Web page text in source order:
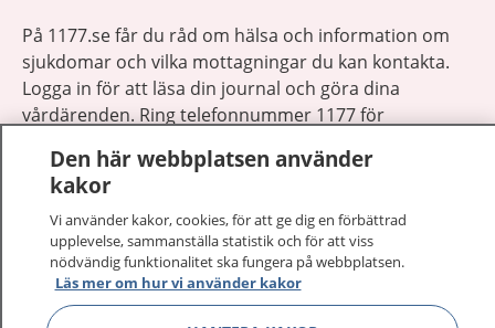
På 1177.se får du råd om hälsa och information om
sjukdomar och vilka mottagningar du kan kontakta.
Logga in för att läsa din journal och göra dina
vårdärenden. Ring telefonnummer 1177 för
1177 ger dig råd när du vill må bättre.
1177 på flera språk Visa
Den här webbplatsen använder
kakor
Vi använder kakor, cookies, för att ge dig en förbättrad
upplevelse, sammanställa statistik och för att viss
nödvändig funktionalitet ska fungera på webbplatsen.
Läs mer om hur vi använder kakor